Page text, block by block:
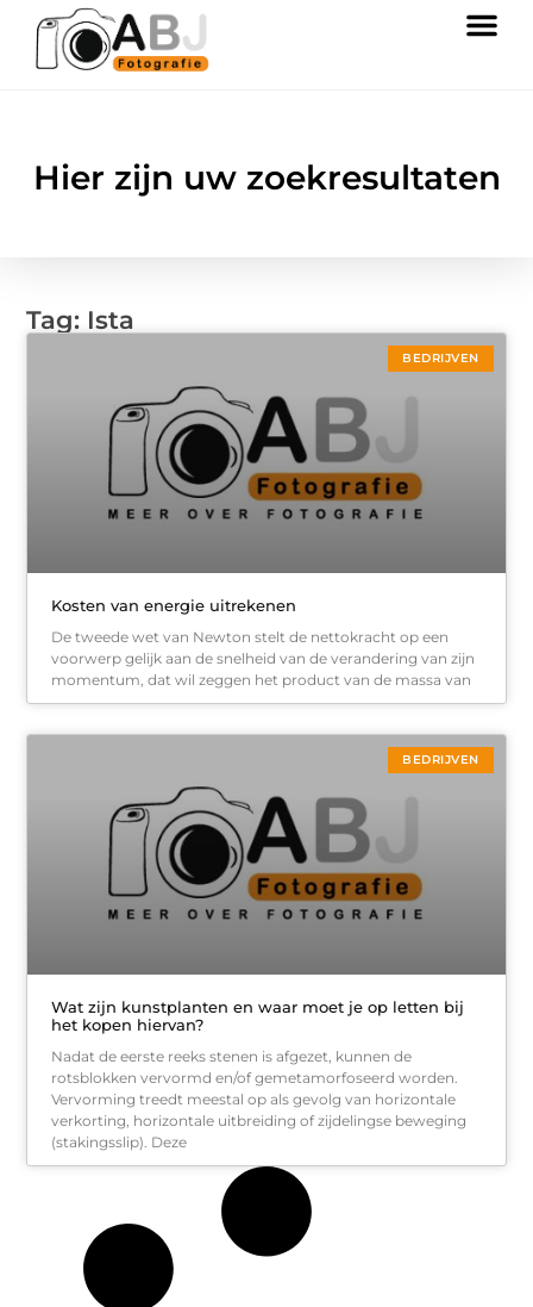
Hier zijn uw zoekresultaten
Tag: Ista
BEDRIJVEN
Kosten van energie uitrekenen
De tweede wet van Newton stelt de nettokracht op een
voorwerp gelijk aan de snelheid van de verandering van zijn
momentum, dat wil zeggen het product van de massa van
BEDRIJVEN
Wat zijn kunstplanten en waar moet je op letten bij
het kopen hiervan?
Nadat de eerste reeks stenen is afgezet, kunnen de
rotsblokken vervormd en/of gemetamorfoseerd worden.
Vervorming treedt meestal op als gevolg van horizontale
verkorting, horizontale uitbreiding of zijdelingse beweging
(stakingsslip). Deze